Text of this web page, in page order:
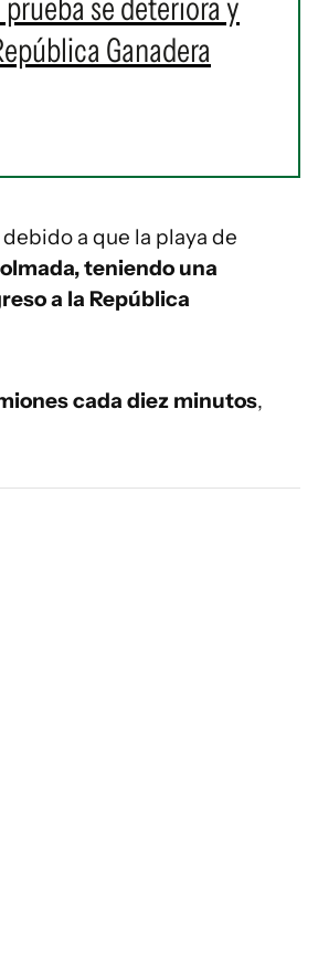
se deteriora y
Ganadera
a que la playa de
teniendo una
a la República
cada diez minutos,